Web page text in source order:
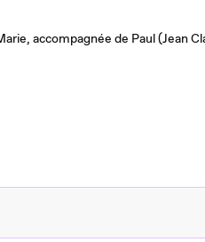
accompagnée de Paul (Jean